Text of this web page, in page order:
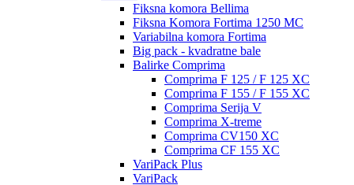
Fiksna komora Bellima
Fiksna Komora Fortima 1250 MC
Variabilna komora Fortima
Big pack - kvadratne bale
Balirke Comprima
Comprima F 125 / F 125 XC
Comprima F 155 / F 155 XC
Comprima Serija V
Comprima X-treme
Comprima CV150 XC
Comprima CF 155 XC
VariPack Plus
VariPack